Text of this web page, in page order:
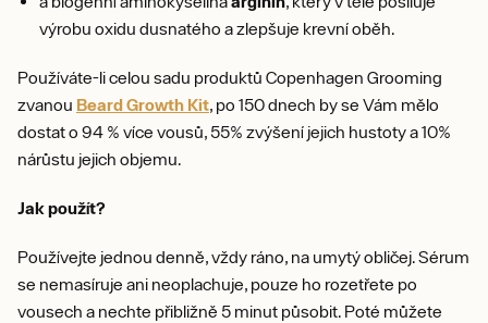
výrobu oxidu dusnatého a zlepšuje krevní oběh.
Používáte-li celou sadu produktů Copenhagen Grooming
zvanou Beard Growth Kit , po 150 dnech by se Vám mělo
dostat o 94 % více vousů, 55% zvýšení jejich hustoty a 10%
nárůstu jejich objemu.
Jak použít?
Používejte jednou denně, vždy ráno, na umytý obličej. Sérum
se nemasíruje ani neoplachuje, pouze ho rozetřete po
vousech a nechte přibližně 5 minut působit. Poté můžete